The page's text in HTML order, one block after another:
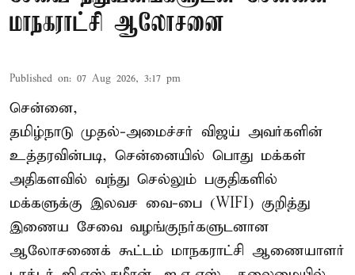
மாநகராட்சி ஆலோசனை
Published on: 07 Aug 2026, 3:17 pm
சென்னை,
தமிழ்நாடு முதல்-அமைச்சர் விஜய் அவர்களின்
உத்தரவின்படி, சென்னையில் பொது மக்கள்
அதிகளவில் வந்து செல்லும் பகுதிகளில்
மக்களுக்கு இலவச வை-பை (WIFI) குறித்து
இணைய சேவை வழங்குநர்களுடனான
ஆலோசணைக் கூட்டம் மாநகராட்சி ஆணையாளர்